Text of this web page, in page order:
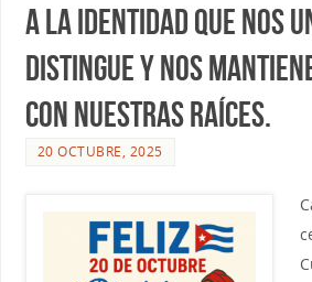
a la identidad que nos
distingue y nos
con nuestras raíces.
20 OCTUBRE, 2025